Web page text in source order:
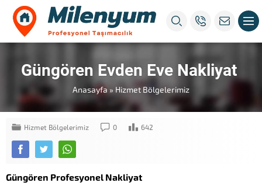
istanbul
evden
eve
nakliyat
Güngören Evden Eve Nakliyat
Anasayfa » Hizmet Bölgelerimiz
Hizmet Bölgelerimiz 0 642
Güngören Profesyonel Nakliyat